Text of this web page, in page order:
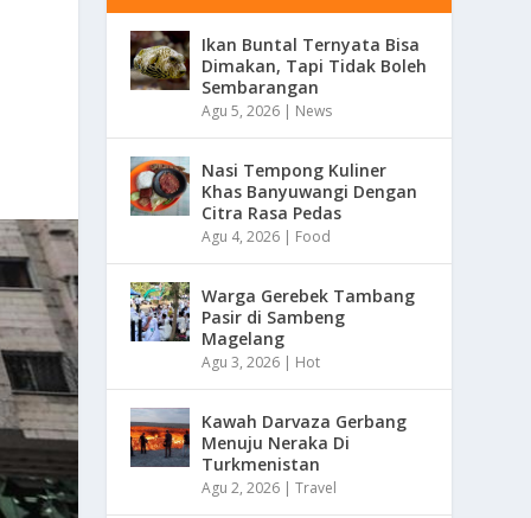
Ikan Buntal Ternyata Bisa
Dimakan, Tapi Tidak Boleh
Sembarangan
Agu 5, 2026 | News
Nasi Tempong Kuliner
Khas Banyuwangi Dengan
Citra Rasa Pedas
Agu 4, 2026 | Food
Warga Gerebek Tambang
Pasir di Sambeng
Magelang
Agu 3, 2026 | Hot
Kawah Darvaza Gerbang
Menuju Neraka Di
Turkmenistan
Agu 2, 2026 |Travel